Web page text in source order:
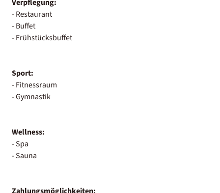
Verpflegung:
- Restaurant
- Buffet
- Frühstücksbuffet
Sport:
- Fitnessraum
- Gymnastik
Wellness:
- Spa
- Sauna